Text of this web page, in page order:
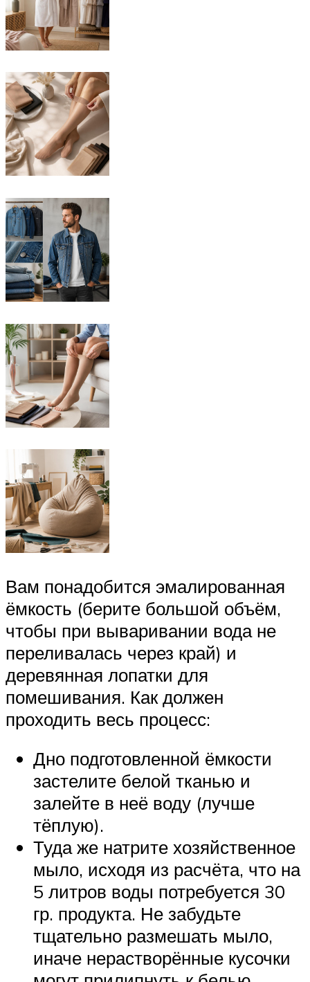
Вам понадобится эмалированная
ёмкость (берите большой объём,
чтобы при вываривании вода не
переливалась через край) и
деревянная лопатки для
помешивания. Как должен
проходить весь процесс:
Дно подготовленной ёмкости
застелите белой тканью и
залейте в неё воду (лучше
тёплую).
Туда же натрите хозяйственное
мыло, исходя из расчёта, что на
5 литров воды потребуется 30
гр. продукта. Не забудьте
тщательно размешать мыло,
иначе нерастворённые кусочки